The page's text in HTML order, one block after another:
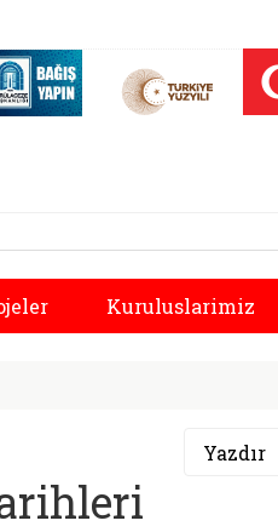
sekmede açılır)
On Yılı (yeni sekmede açılır)
Darülaceze bağış sayfası
Kuruluslarimiz
|
Yazdır